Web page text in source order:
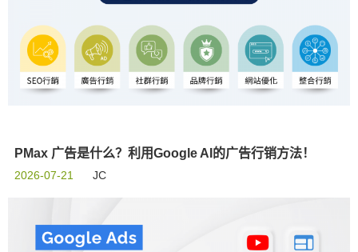
PMax 广告是什么？利用Google AI的广告行销方法！
2026-07-21 JC